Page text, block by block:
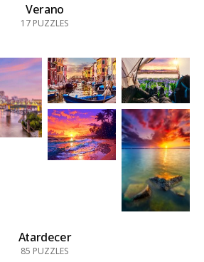
Verano
17 PUZZLES
Atardecer
85 PUZZLES